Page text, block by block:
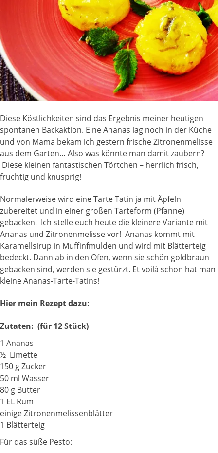
Diese Köstlichkeiten sind das Ergebnis meiner heutigen
spontanen Backaktion. Eine Ananas lag noch in der Küche
und von Mama bekam ich gestern frische Zitronenmelisse
aus dem Garten… Also was könnte man damit zaubern?
Diese kleinen fantastischen Törtchen – herrlich frisch,
fruchtig und knusprig!
Normalerweise wird eine Tarte Tatin ja mit Äpfeln
zubereitet und in einer großen Tarteform (Pfanne)
gebacken. Ich stelle euch heute die kleinere Variante mit
Ananas und Zitronenmelisse vor! Ananas kommt mit
Karamellsirup in Muffinfmulden und wird mit Blätterteig
bedeckt. Dann ab in den Ofen, wenn sie schön goldbraun
gebacken sind, werden sie gestürzt. Et voilà schon hat man
kleine Ananas-Tarte-Tatins!
Hier mein Rezept dazu:
Zutaten: (für 12 Stück)
1 Ananas
½ Limette
150 g Zucker
50 ml Wasser
80 g Butter
1 EL Rum
einige Zitronenmelissenblätter
1 Blätterteig
Für das süße Pesto: